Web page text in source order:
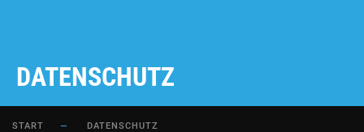
DATENSCHUTZ
START DATENSCHUTZ